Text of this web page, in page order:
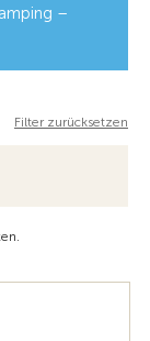
–
Filter zurücksetzen